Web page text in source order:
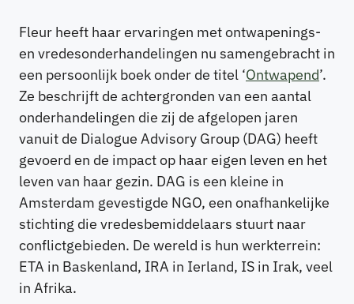
Fleur heeft haar ervaringen met ontwapenings-
en vredesonderhandelingen nu samengebracht in
een persoonlijk boek onder de titel ‘Ontwapend’.
Ze beschrijft de achtergronden van een aantal
onderhandelingen die zij de afgelopen jaren
vanuit de Dialogue Advisory Group (DAG) heeft
gevoerd en de impact op haar eigen leven en het
leven van haar gezin. DAG is een kleine in
Amsterdam gevestigde NGO, een onafhankelijke
stichting die vredesbemiddelaars stuurt naar
conflictgebieden. De wereld is hun werkterrein:
ETA in Baskenland, IRA in Ierland, IS in Irak, veel
in Afrika.